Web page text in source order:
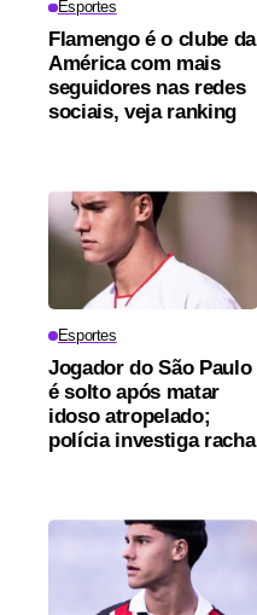
Esportes
Flamengo é o clube da
América com mais
seguidores nas redes
sociais, veja ranking
Esportes
Jogador do São Paulo
é solto após matar
idoso atropelado;
polícia investiga racha